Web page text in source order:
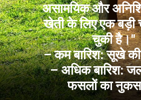
असामयिक और
खेती के लिए एक बड़ी
चुकी है।"
– कम बारिश: सूखे
– अधिक बारिश:
फसलों का